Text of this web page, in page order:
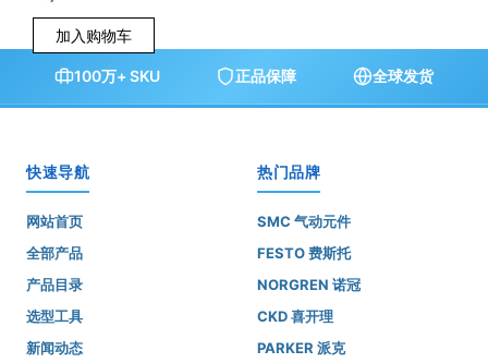
加入购物车
100万+ SKU 正品保障 全球发货
快速导航
网站首页
全部产品
产品目录
选型工具
新闻动态
热门品牌
SMC 气动元件
FESTO 费斯托
NORGREN 诺冠
CKD 喜开理
PARKER 派克